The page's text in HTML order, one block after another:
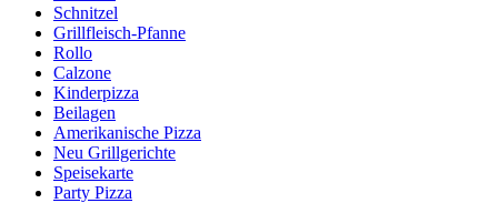
Schnitzel
Grillfleisch-Pfanne
Rollo
Calzone
Kinderpizza
Beilagen
Amerikanische Pizza
Neu Grillgerichte
Speisekarte
Party Pizza